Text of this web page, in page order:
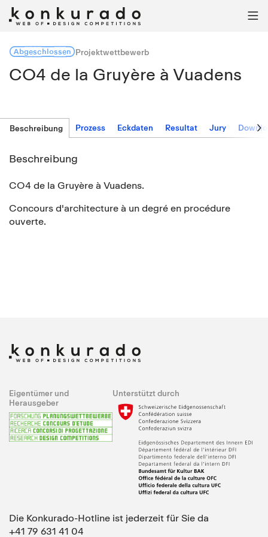

AbgeschlossenProjektwettbewerb
CO4 de la Gruyère à Vuadens
Beschreibung Prozess Eckdaten Resultat Jury 
Beschreibung
CO4 de la Gruyère à Vuadens.
Concours d'architecture à un degré en procédure
ouverte.
Eigentümer und
Herausgeber
Unterstützt durch
Die Konkurado-Hotline ist jederzeit für Sie da
+41 79 631 41 04